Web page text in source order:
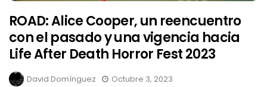
ROAD: Alice Cooper, un reencuentro
con el pasado y una vigencia hacia
Life After Death Horror Fest 2023
David Domínguez Octubre 3, 2023